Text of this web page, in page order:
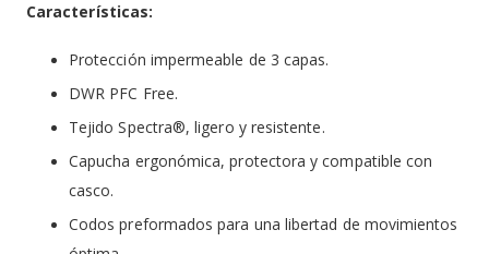
Características:
Protección impermeable de 3 capas.
DWR PFC Free.
Tejido Spectra®, ligero y resistente.
Capucha ergonómica, protectora y compatible con
casco.
Codos preformados para una libertad de movimientos